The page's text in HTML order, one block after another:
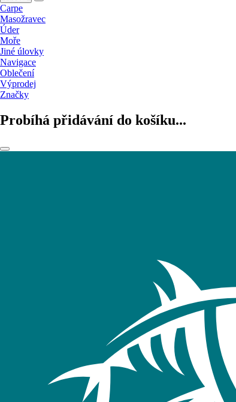
Carpe
Masožravec
Úder
Moře
Jiné úlovky
Navigace
Oblečení
Výprodej
Značky
Probíhá přidávání do košíku...